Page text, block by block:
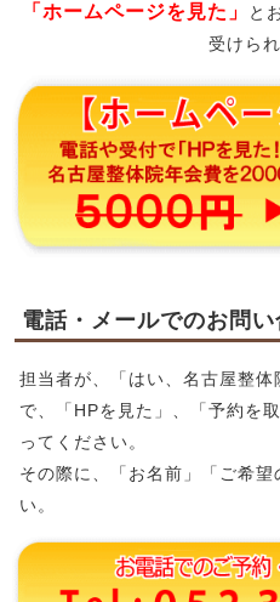
「ホームページを見た」
と
受けられ
電話・メールでのお問
担当者が、「はい、名古屋整
で、「HPを見た」、「予約を
ってください。
その際に、「お名前」「ご希
い。